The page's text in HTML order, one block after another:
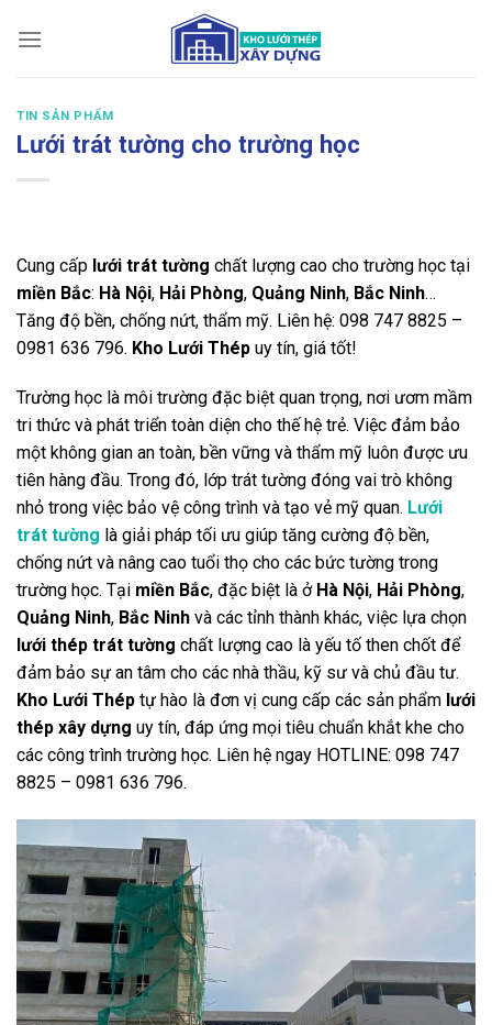
qua
TIN SẢN PHẨM
Lưới trát tường cho trường học
Cung cấp lưới trát tường chất lượng cao cho trường học tại
miền Bắc: Hà Nội, Hải Phòng, Quảng Ninh, Bắc Ninh…
Tăng độ bền, chống nứt, thẩm mỹ. Liên hệ: 098 747 8825 –
0981 636 796. Kho Lưới Thép uy tín, giá tốt!
Trường học là môi trường đặc biệt quan trọng, nơi ươm mầm
tri thức và phát triển toàn diện cho thế hệ trẻ. Việc đảm bảo
một không gian an toàn, bền vững và thẩm mỹ luôn được ưu
tiên hàng đầu. Trong đó, lớp trát tường đóng vai trò không
nhỏ trong việc bảo vệ công trình và tạo vẻ mỹ quan. Lưới
trát tường là giải pháp tối ưu giúp tăng cường độ bền,
chống nứt và nâng cao tuổi thọ cho các bức tường trong
trường học. Tại miền Bắc, đặc biệt là ở Hà Nội, Hải Phòng,
Quảng Ninh, Bắc Ninh và các tỉnh thành khác, việc lựa chọn
lưới thép trát tường chất lượng cao là yếu tố then chốt để
đảm bảo sự an tâm cho các nhà thầu, kỹ sư và chủ đầu tư.
Kho Lưới Thép tự hào là đơn vị cung cấp các sản phẩm lưới
thép xây dựng uy tín, đáp ứng mọi tiêu chuẩn khắt khe cho
các công trình trường học. Liên hệ ngay HOTLINE: 098 747
8825 – 0981 636 796.